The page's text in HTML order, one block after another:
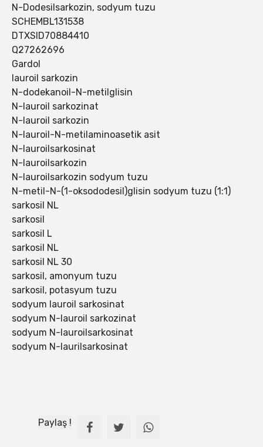
N-Dodesilsarkozin, sodyum tuzu
SCHEMBL131538
DTXSID70884410
Q27262696
Gardol
lauroil sarkozin
N-dodekanoil-N-metilglisin
N-lauroil sarkozinat
N-lauroil sarkozin
N-lauroil-N-metilaminoasetik asit
N-lauroilsarkosinat
N-lauroilsarkozin
N-lauroilsarkozin sodyum tuzu
N-metil-N-(1-oksododesil)glisin sodyum tuzu (1:1)
sarkosil NL
sarkosil
sarkosil L
sarkosil NL
sarkosil NL 30
sarkosil, amonyum tuzu
sarkosil, potasyum tuzu
sodyum lauroil sarkosinat
sodyum N-lauroil sarkozinat
sodyum N-lauroilsarkosinat
sodyum N-laurilsarkosinat
Paylaş !